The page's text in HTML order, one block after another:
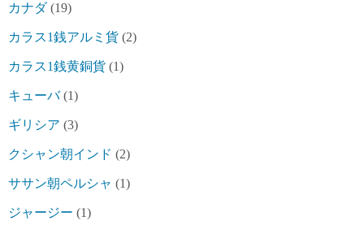
カナダ(19)
カラス1銭アルミ貨 (2)
カラス1銭黄銅貨 (1)
キューバ(1)
ギリシア (3)
クシャン朝インド (2)
ササン朝ペルシャ (1)
ジャージー (1)